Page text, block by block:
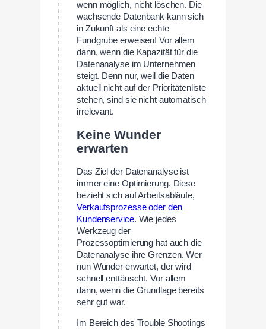
wenn möglich, nicht löschen. Die
wachsende Datenbank kann sich
in Zukunft als eine echte
Fundgrube erweisen! Vor allem
dann, wenn die Kapazität für die
Datenanalyse im Unternehmen
steigt. Denn nur, weil die Daten
aktuell nicht auf der Prioritätenliste
stehen, sind sie nicht automatisch
irrelevant.
Keine Wunder
erwarten
Das Ziel der Datenanalyse ist
immer eine Optimierung. Diese
bezieht sich auf Arbeitsabläufe,
Verkaufsprozesse oder den
Kundenservice. Wie jedes
Werkzeug der
Prozessoptimierung hat auch die
Datenanalyse ihre Grenzen. Wer
nun Wunder erwartet, der wird
schnell enttäuscht. Vor allem
dann, wenn die Grundlage bereits
sehr gut war.
Im Bereich des Trouble Shootings